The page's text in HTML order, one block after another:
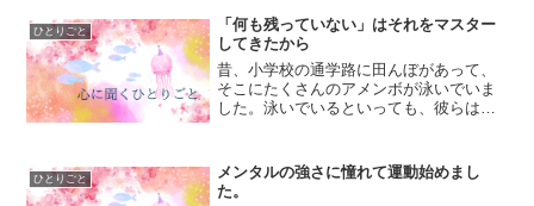
を終える時間」を整えよう...
ひとりごと
「何も残っていない」はそれをマスター
してきたから
昔、小学校の通学路に田んぼがあって、
そこにたくさんのアメンボが泳いでいま
した。泳いでいるといっても、彼らは水
出来ないことを何か成し遂げられる人生
になったらなあ」と思って...
ひとりごと
メンタルの強さに憧れて運動始めまし
た。